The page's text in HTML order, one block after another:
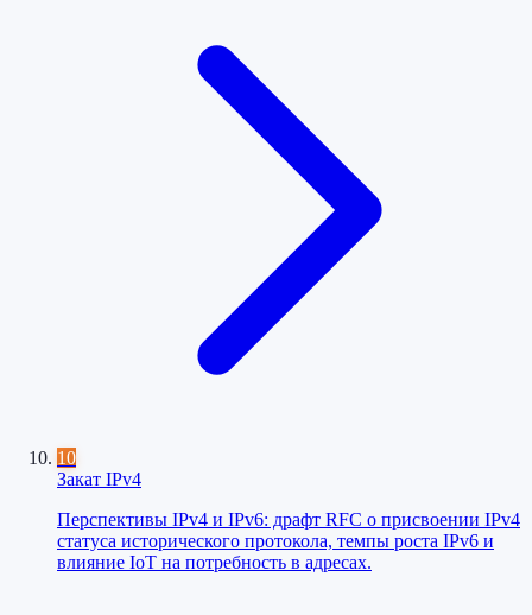
10
Закат IPv4
Перспективы IPv4 и IPv6: драфт RFC о присвоении IPv4
статуса исторического протокола, темпы роста IPv6 и
влияние IoT на потребность в адресах.